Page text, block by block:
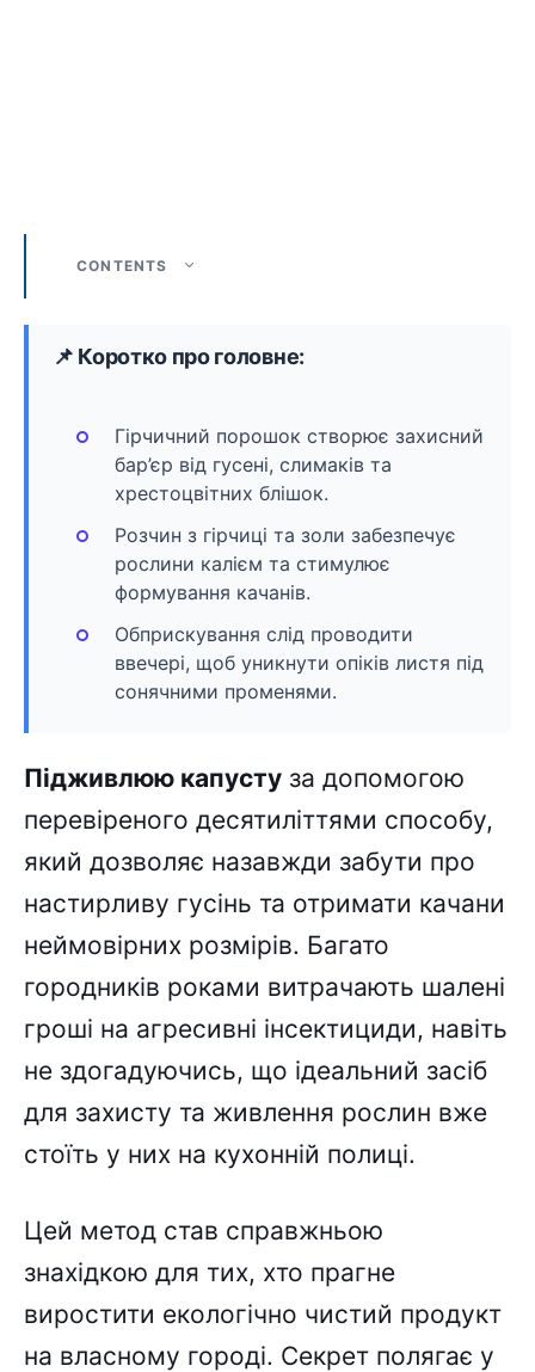
CONTENTS
📌 Коротко про головне:
Гірчичний порошок створює захисний
бар’єр від гусені, слимаків та
хрестоцвітних блішок.
Розчин з гірчиці та золи забезпечує
рослини калієм та стимулює
формування качанів.
Обприскування слід проводити
ввечері, щоб уникнути опіків листя під
сонячними променями.
Підживлюю капусту за допомогою
перевіреного десятиліттями способу,
який дозволяє назавжди забути про
настирливу гусінь та отримати качани
неймовірних розмірів. Багато
городників роками витрачають шалені
гроші на агресивні інсектициди, навіть
не здогадуючись, що ідеальний засіб
для захисту та живлення рослин вже
стоїть у них на кухонній полиці.
Цей метод став справжньою
знахідкою для тих, хто прагне
виростити екологічно чистий продукт
на власному городі. Секрет полягає у